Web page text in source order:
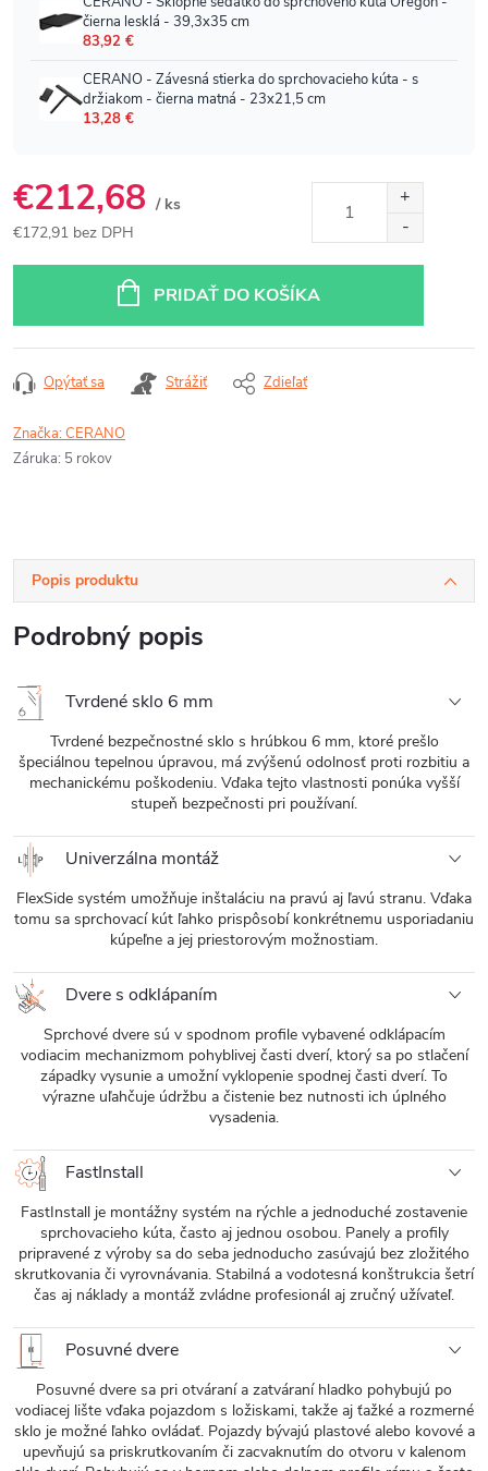
€212,68 / ks
€172,91 bez DPH
PRIDAŤ DO KOŠÍKA
Opýtať sa Strážiť Zdieľať
Značka:CERANO
Záruka: 5 rokov
Popis produktu
Podrobný popis
Tvrdené sklo 6 mm
Tvrdené bezpečnostné sklo s hrúbkou 6 mm, ktoré prešlo
špeciálnou tepelnou úpravou, má zvýšenú odolnosť proti rozbitiu a
mechanickému poškodeniu. Vďaka tejto vlastnosti ponúka vyšší
stupeň bezpečnosti pri používaní.
Univerzálna montáž
FlexSide systém umožňuje inštaláciu na pravú aj ľavú stranu. Vďaka
tomu sa sprchovací kút ľahko prispôsobí konkrétnemu usporiadaniu
kúpeľne a jej priestorovým možnostiam.
Dvere s odklápaním
Sprchové dvere sú v spodnom profile vybavené odklápacím
vodiacim mechanizmom pohyblivej časti dverí, ktorý sa po stlačení
západky vysunie a umožní vyklopenie spodnej časti dverí. To
výrazne uľahčuje údržbu a čistenie bez nutnosti ich úplného
vysadenia.
FastInstall
FastInstall je montážny systém na rýchle a jednoduché zostavenie
sprchovacieho kúta, často aj jednou osobou. Panely a profily
pripravené z výroby sa do seba jednoducho zasúvajú bez zložitého
skrutkovania či vyrovnávania. Stabilná a vodotesná konštrukcia šetrí
čas aj náklady a montáž zvládne profesionál aj zručný užívateľ.
Posuvné dvere
Posuvné dvere sa pri otváraní a zatváraní hladko pohybujú po
vodiacej lište vďaka pojazdom s ložiskami, takže aj ťažké a rozmerné
sklo je možné ľahko ovládať. Pojazdy bývajú plastové alebo kovové a
upevňujú sa priskrutkovaním či zacvaknutím do otvoru v kalenom